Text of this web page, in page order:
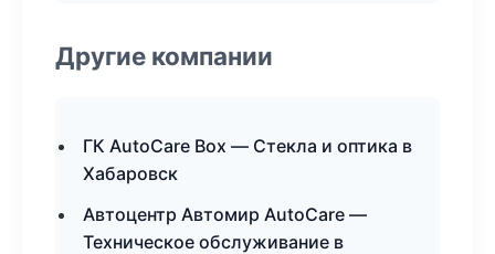
Другие компании
ГК AutoCare Box — Стекла и оптика в
Хабаровск
Автоцентр Автомир AutoCare —
Техническое обслуживание в